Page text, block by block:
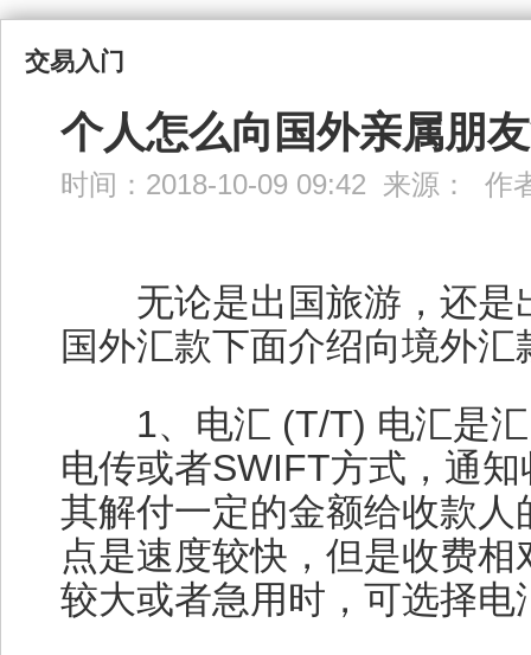
交易入门
个人怎么向国外亲属朋
时间：2018-10-09 09:42 来源： 作
无论是出国旅游，还是
国外汇款下面介绍向境外汇
1、电汇 (T/T) 电汇是汇
电传或者SWIFT方式，通
其解付一定的金额给收款
点是速度较快，但是收费
较大或者急用时，可选择电